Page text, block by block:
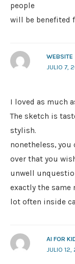
people
will be benefited
WEBSITE
JULIO 7,
I loved as much
The sketch is
stylish.
nonetheless,
over that you
unwell
exactly the same
lot often inside
AI FOR
JULIO